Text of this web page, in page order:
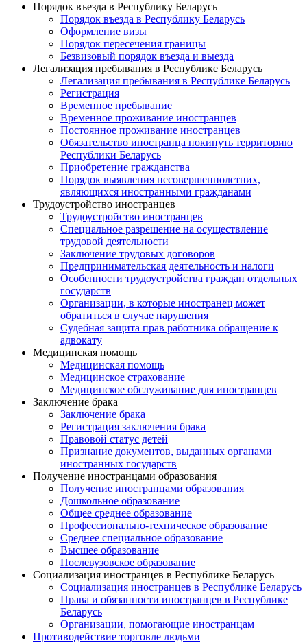
Порядок въезда в Республику Беларусь
Порядок въезда в Республику Беларусь
Оформление визы
Порядок пересечения границы
Безвизовый порядок въезда и выезда
Легализация пребывания в Республике Беларусь
Легализация пребывания в Республике Беларусь
Регистрация
Временное пребывание
Временное проживание иностранцев
Постоянное проживание иностранцев
Обязательство иностранца покинуть территорию
Республики Беларусь
Приобретение гражданства
Порядок выявления несовершеннолетних,
являющихся иностранными гражданами
Трудоустройство иностранцев
Трудоустройство иностранцев
Специальное разрешение на осуществление
трудовой деятельности
Заключение трудовых договоров
Предпринимательская деятельность и налоги
Особенности трудоустройства граждан отдельных
государств
Организации, в которые иностранец может
обратиться в случае нарушения
Судебная защита прав работника обращение к
адвокату
Медицинская помощь
Медицинская помощь
Медицинское страхование
Медицинское обслуживание для иностранцев
Заключение брака
Заключение брака
Регистрация заключения брака
Правовой статус детей
Признание документов, выданных органами
иностранных государств
Получение иностранцами образования
Получение иностранцами образования
Дошкольное образование
Общее среднее образование
Профессионально-техническое образование
Среднее специальное образование
Высшее образование
Послевузовское образование
Социализация иностранцев в Республике Беларусь
Социализация иностранцев в Республике Беларусь
Права и обязанности иностранцев в Республике
Беларусь
Oрганизации, помогающие иностранцам
Противодействие торговле людьми